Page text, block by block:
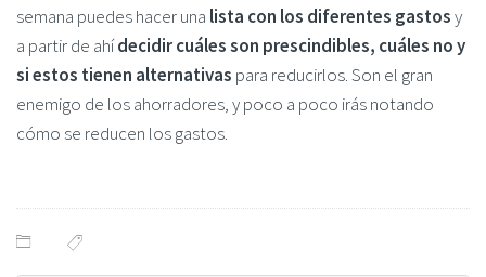
semana puedes hacer una lista con los diferentes gastosy
a partir de ahídecidir cuáles son prescindibles, cuáles no y
si estos tienen alternativas para reducirlos. Son el gran
enemigo de los ahorradores, y poco a poco irás notando
cómo se reducen los gastos.